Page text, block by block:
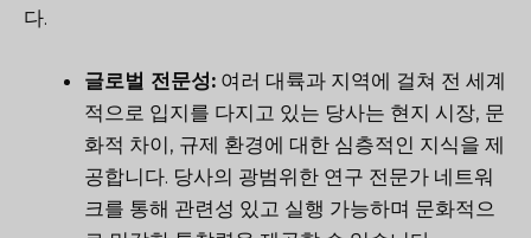
다.
글로벌 전문성: 여러 대륙과 지역에 걸쳐 전 세계
적으로 입지를 다지고 있는 당사는 현지 시장, 문
화적 차이, 규제 환경에 대한 심층적인 지식을 제
공합니다. 당사의 광범위한 연구 전문가 네트워
크를 통해 관련성 있고 실행 가능하며 문화적으